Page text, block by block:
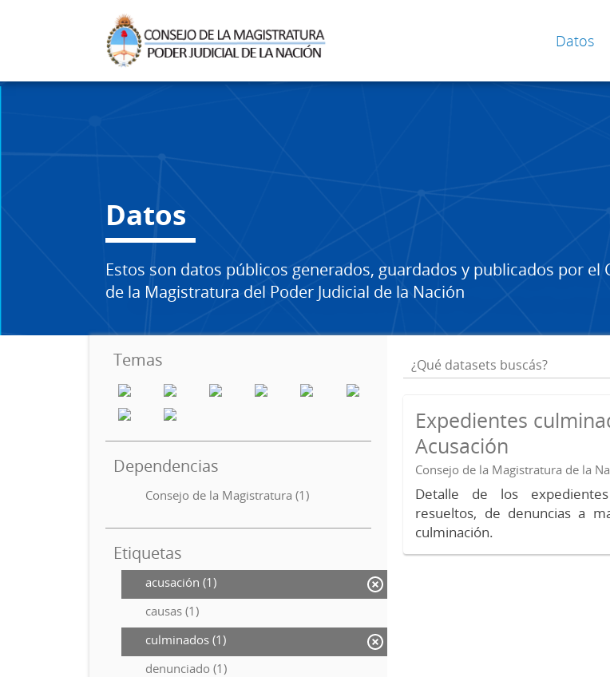
Datos
Datos
Estos son datos públicos generados, guardados y publicados por el
de la Magistratura del Poder Judicial de la Nación
Temas
Dependencias
Consejo de la Magistratura (1)
Etiquetas
acusación (1)
causas (1)
culminados (1)
denunciado (1)
Expedientes
Acusación
Consejo de la Magistratura de la
Detalle de los
resueltos, de denuncias a
culminación.